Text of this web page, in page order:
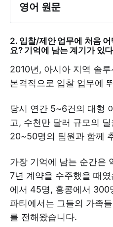
영어 원문
2. 입찰/제안 업무에 처음
요? 기억에 남는 계기가 있
2010년, 아시아 지역 솔
본격적으로 입찰 업무에
당시 연간 5~6건의 대형
고, 수천만 달러 규모의
20~50명의 팀원과 함께
가장 기억에 남는 순간은
7년 계약을 수주했을 때
에서 45명, 홍콩에서 300
파티에서는 그들의 가족
를 전해왔습니다.